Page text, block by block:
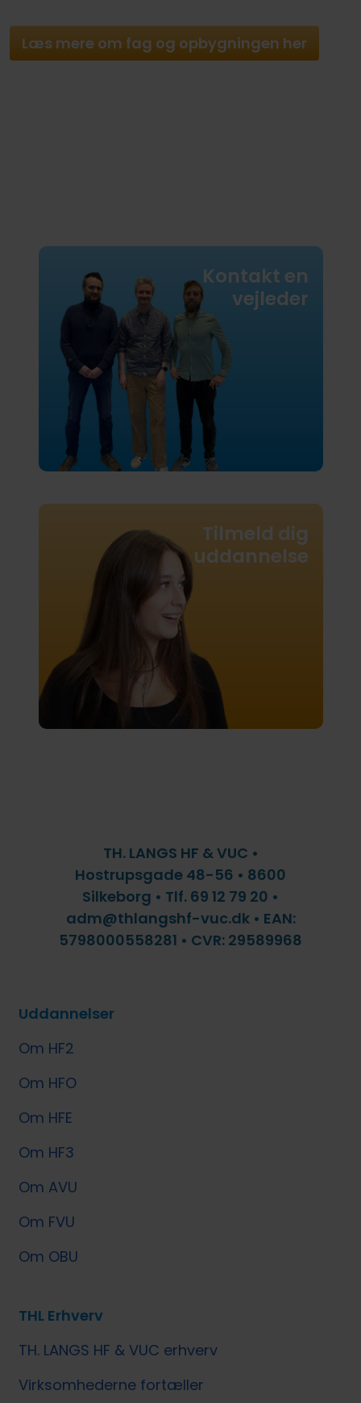
Læs mere om fag og opbygningen her
Kontakt en
vejleder
Tilmeld dig
uddannelse
TH. LANGS HF & VUC •
Hostrupsgade 48-56 • 8600
Silkeborg • Tlf. 69 12 79 20 •
adm@thlangshf-vuc.dk • EAN:
5798000558281 • CVR: 29589968
Uddannelser
Om HF2
Om HFO
Om HFE
Om HF3
Om AVU
Om FVU
Om OBU
THL Erhverv
TH. LANGS HF & VUC erhverv
Virksomhederne fortæller